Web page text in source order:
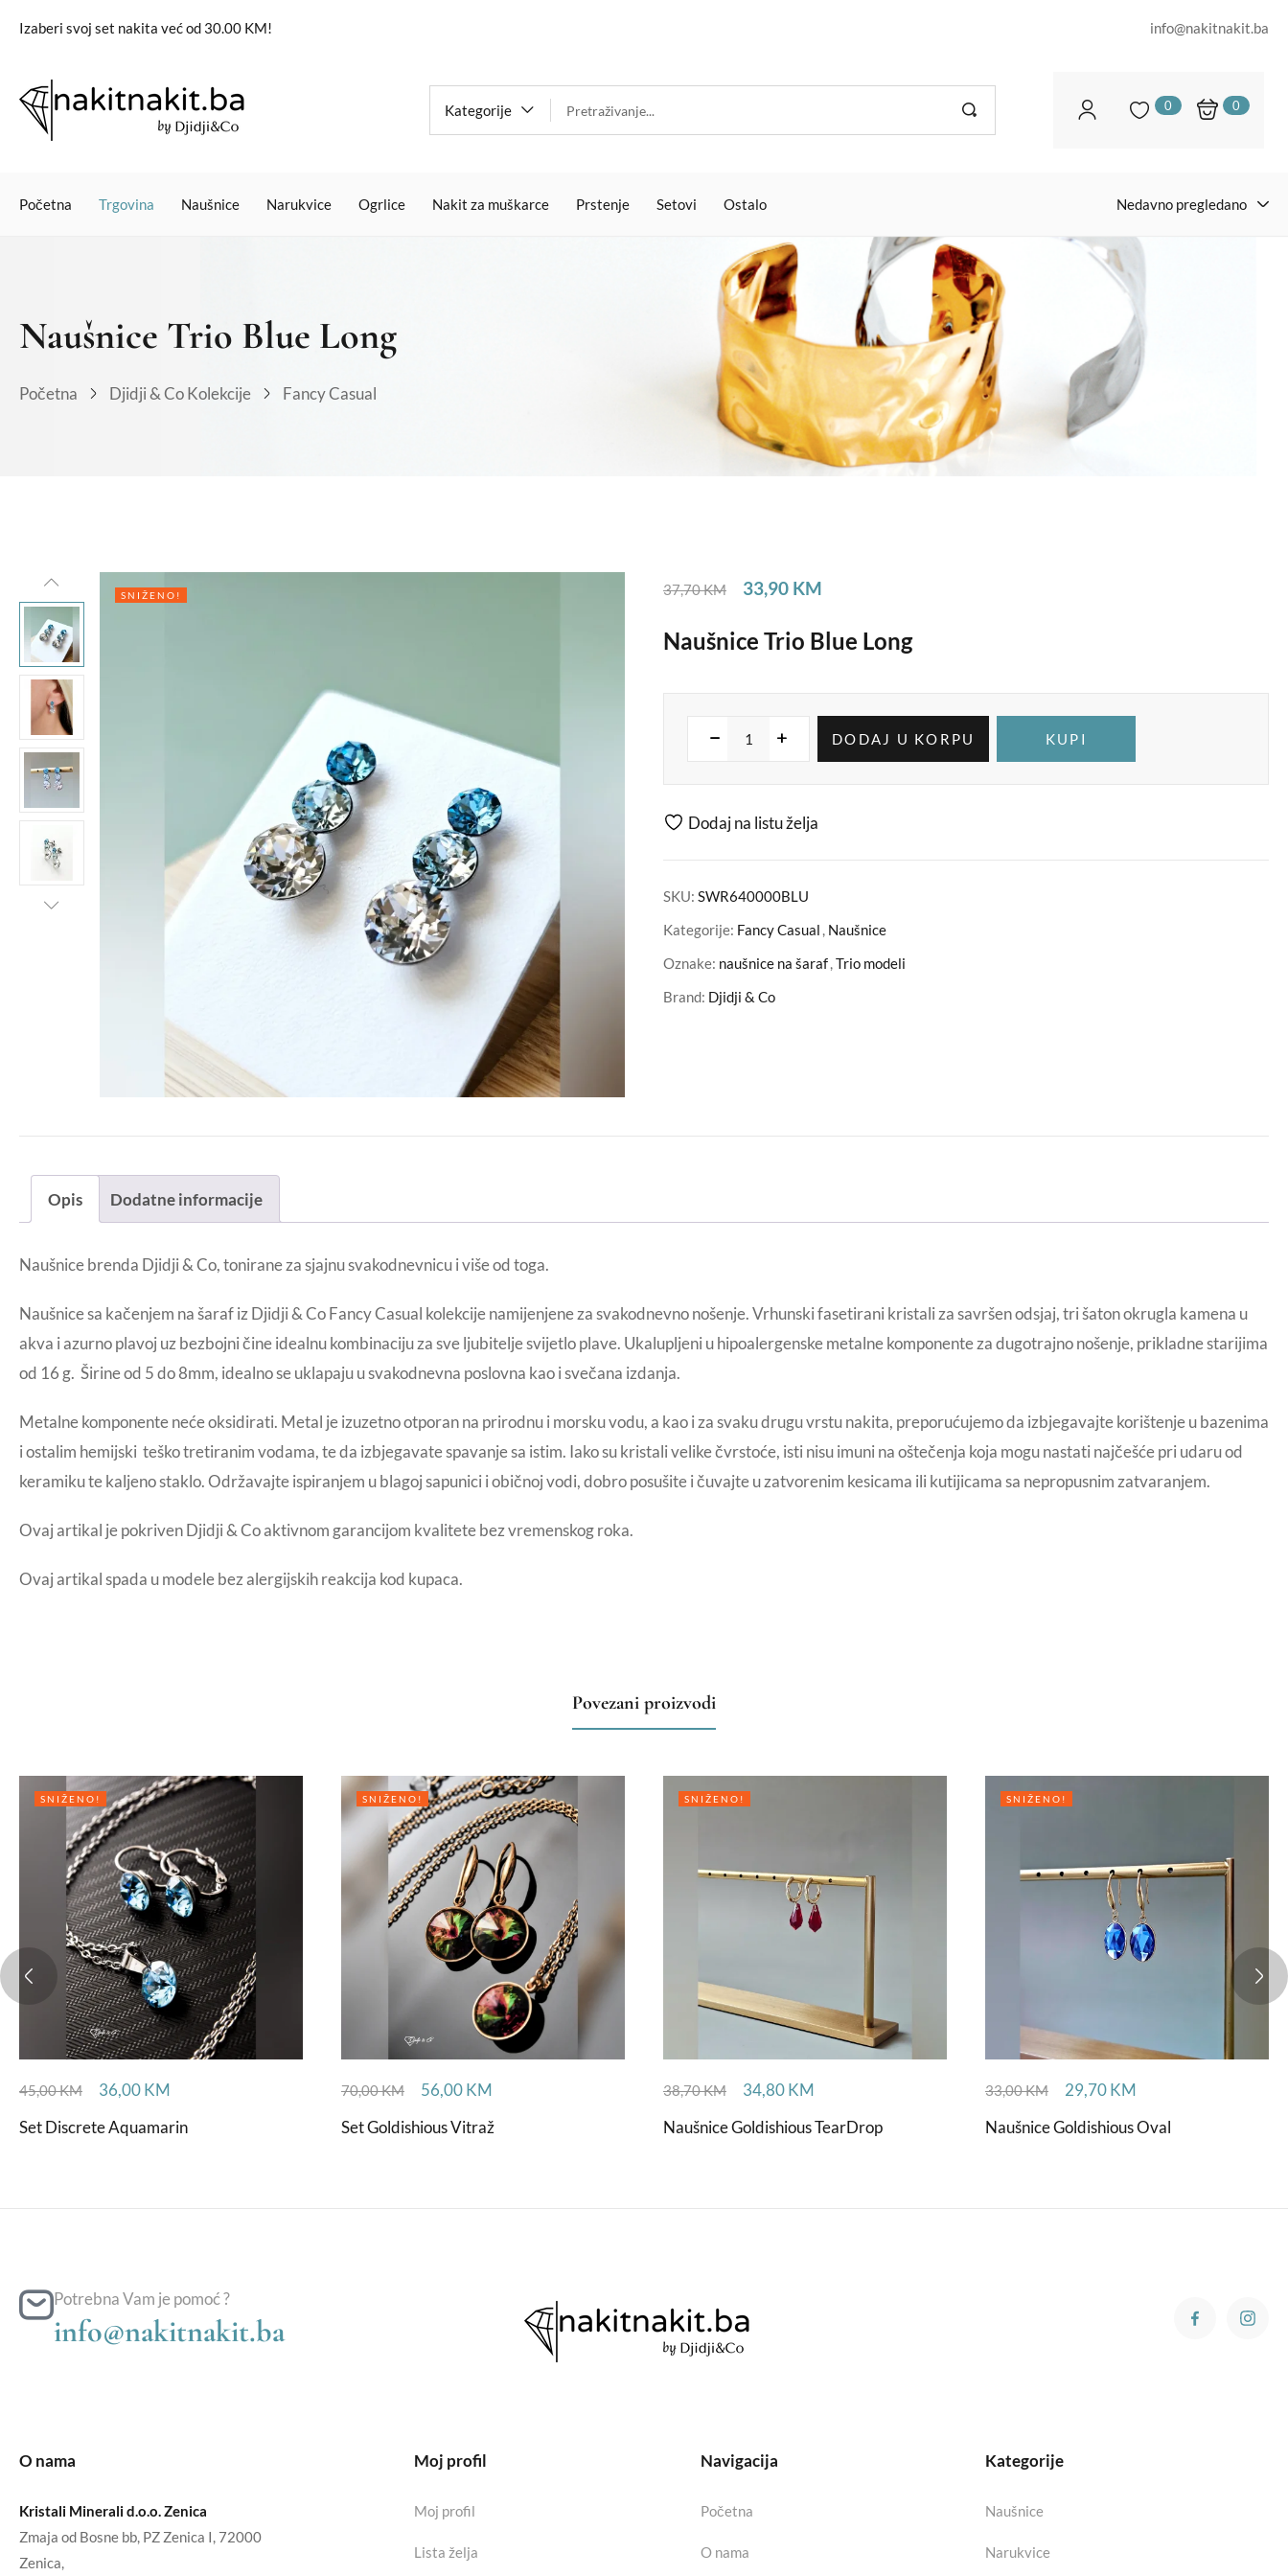
Izaberi svoj set nakita već od 30.00 KM! info@nakitnakit.ba
Kategorije 0 0
Početna Trgovina Naušnice Narukvice Ogrlice Nakit za muškarce Prstenje Setovi Ostalo Nedavno pregledano
Naušnice Trio Blue Long
Početna Djidji & Co Kolekcije Fancy Casual
SNIŽENO! 37,70KM 33,90 KM
Naušnice Trio Blue Long
DODAJ U KORPU KUPI
Dodaj na listu želja
SKU: SWR640000BLU
Kategorije: Fancy Casual , Naušnice
Oznake: naušnice na šaraf,Trio modeli
Brand: Djidji & Co
Opis Dodatne informacije
Naušnice brenda Djidji & Co, tonirane za sjajnu svakodnevnicu i više od toga.
Naušnice sa kačenjem na šaraf iz Djidji & Co Fancy Casual kolekcije namijenjene za svakodnevno nošenje. Vrhunski fasetirani kristali za savršen odsjaj, tri šaton okrugla kamena u
akva i azurno plavoj uz bezbojni čine idealnu kombinaciju za sve ljubitelje svijetlo plave. Ukalupljeni u hipoalergenske metalne komponente za dugotrajno nošenje, prikladne starijima
od 16 g. Širine od 5 do 8mm, idealno se uklapaju u svakodnevna poslovna kao i svečana izdanja.
Metalne komponente neće oksidirati. Metal je izuzetno otporan na prirodnu i morsku vodu, a kao i za svaku drugu vrstu nakita, preporućujemo da izbjegavajte korištenje u bazenima
i ostalim hemijski teško tretiranim vodama, te da izbjegavate spavanje sa istim. Iako su kristali velike čvrstoće, isti nisu imuni na oštečenja koja mogu nastati najčešće pri udaru od
keramiku te kaljeno staklo. Održavajte ispiranjem u blagoj sapunici i običnoj vodi, dobro posušite i čuvajte u zatvorenim kesicama ili kutijicama sa nepropusnim zatvaranjem.
Ovaj artikal je pokriven Djidji & Co aktivnom garancijom kvalitete bez vremenskog roka.
Ovaj artikal spada u modele bez alergijskih reakcija kod kupaca.
Povezani proizvodi
SNIŽENO!
45,00KM 36,00KM
Set Discrete Aquamarin
SNIŽENO!
70,00KM 56,00KM
Set Goldishious Vitraž
SNIŽENO!
38,70KM 34,80KM
Naušnice Goldishious TearDrop
SNIŽENO!
33,00KM 29,70KM
Naušnice Goldishious Oval
Potrebna Vam je pomoć ?
info@nakitnakit.ba
O nama
Kristali Minerali d.o.o. Zenica
Zmaja od Bosne bb, PZ Zenica I, 72000
Zenica,
Moj profil
Moj profil
Lista želja
Navigacija
Početna
O nama
Kategorije
Naušnice
Narukvice